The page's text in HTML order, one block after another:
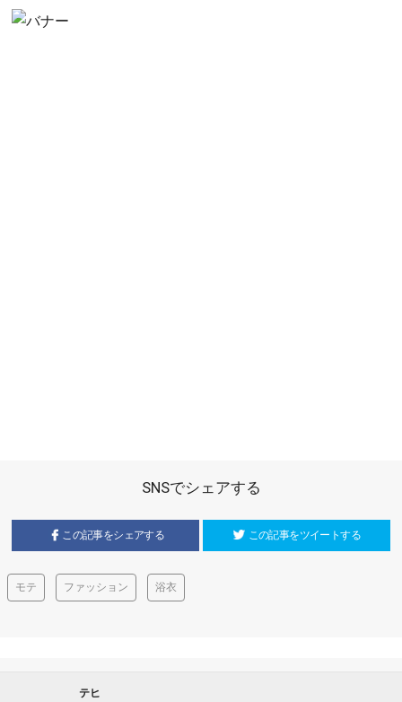
SNSでシェアする
この記事をシェアする この記事をツイートする
モテ ファッション 浴衣
テヒ